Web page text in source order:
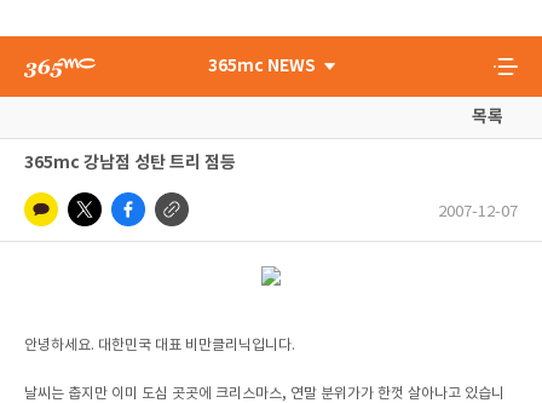
365mc NEWS
목록
365mc 강남점 성탄 트리 점등
2007-12-07
안녕하세요. 대한민국 대표 비만클리닉입니다.
날씨는 춥지만 이미 도심 곳곳에 크리스마스, 연말 분위가가 한껏 살아나고 있습니